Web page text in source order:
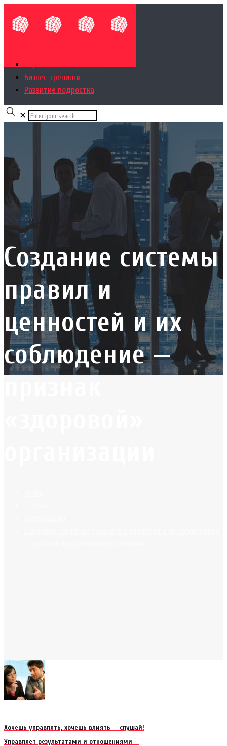
Бизнес тренинги
Развитие подростка
✕
Создание системы
правил и
ценностей и их
соблюдение —
Хочешь управлять, хочешь влиять — слушай!
Управляет результатами и отношениями —